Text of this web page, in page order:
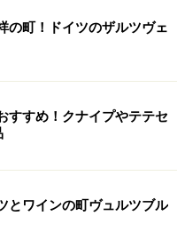
の町！ドイツのザルツヴェ
すすめ！クナイプやテテセ
とワインの町ヴュルツブル